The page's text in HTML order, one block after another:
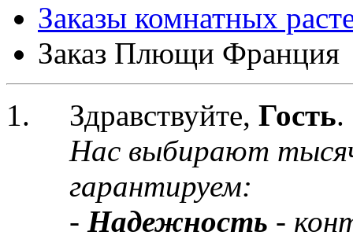
Заказы комнатных
Заказ Плющи Франция
Здравствуйте, Гость.
Нас выбирают
гарантируем:
- Надежность -